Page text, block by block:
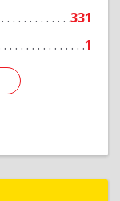
331
1